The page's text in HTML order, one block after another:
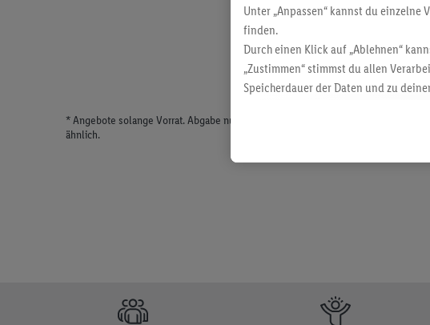
* Angebote solange Vorrat. Abgabe nur in haushaltsüblichen Mengen. Verkauf
ähnlich.
Unter „Anpassen“ kannst du
finden.
Durch einen Klick auf „Ablehnen“
„Zustimmen“ stimmst du allen
Speicherdauer der Daten und zu